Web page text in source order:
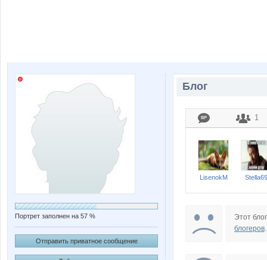
Портрет заполнен на 57 %
Отправить приватное сообщение
Блог
1
LisenokM Stella69
Этот
блогеров.